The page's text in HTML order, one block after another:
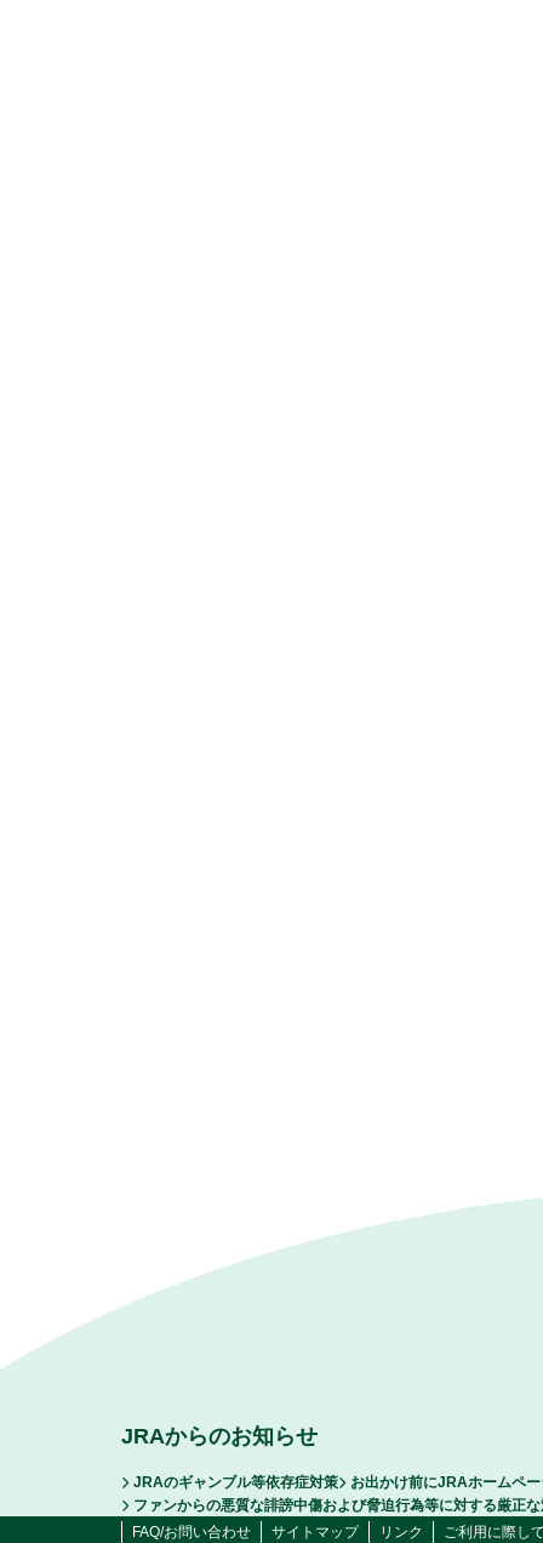
JRAからのお知らせ
JRAのギャンブル等依存症対策
お出かけ前にJRAホームペ
ファンからの悪質な誹謗中傷および脅迫行為等に対する厳正
FAQ/お問い合わせ
サイトマップ リンク ご利用に際し